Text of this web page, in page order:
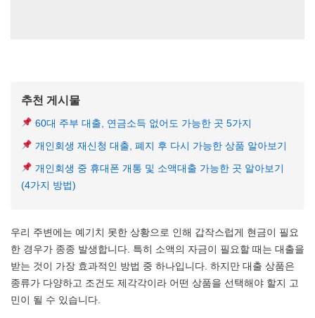
추천 게시물
60대 주부 대출, 연금소득 없어도 가능한 곳 5가지
개인회생 재신청 대출, 폐지 후 다시 가능한 상품 알아보기
개인회생 중 휴대폰 개통 및 소액대출 가능한 곳 알아보기
(4가지 방법)
우리 주변에는 예기치 못한 상황으로 인해 갑작스럽게 현금이 필요
한 경우가 종종 발생합니다. 특히 소액의 자금이 필요할 때는 대출을
받는 것이 가장 효과적인 방법 중 하나입니다. 하지만 대출 상품은
종류가 다양하고 조건도 제각각이라 어떤 상품을 선택해야 할지 고
민이 될 수 있습니다.